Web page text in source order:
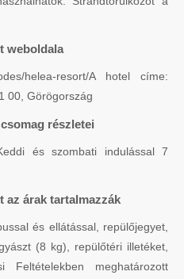
weboldala
helea-resort/A hotel címe:
00, Görögország
részletei
és szombati indulással 7
az árak tartalmazzák
és ellátással, repülőjegyet,
(8 kg), repülőtéri illetéket,
meghatározott